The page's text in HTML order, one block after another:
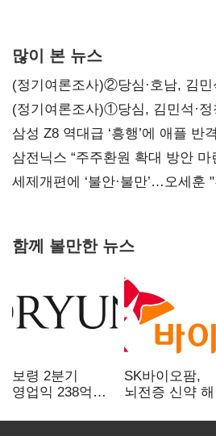
많이 본 뉴스
(정기여론조사)②당심·호남, 김
(정기여론조사)①당심, 김민석·
지지도 '50% 아래로'(종합)
삼성 Z8 역대급 ‘흥행’에 애플 반
대전’
삼전닉스 “주주환원 확대 방안
보내
세제개편에 ‘불안·불만’…오세훈
함께 볼만한 뉴스
보령 2분기
영업익 238억…
SK바이오팜,
뇌전증 신약 해
차세대 신약